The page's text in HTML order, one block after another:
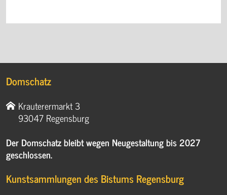
Domschatz
Krauterermarkt 3
93047 Regensburg
Der Domschatz bleibt wegen Neugestaltung bis 2027
geschlossen.
Kunstsammlungen des Bistums Regensburg